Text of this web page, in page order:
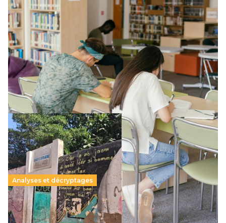
Supérieur privé : une dérive qui met à mal la
promesse républicaine
11 juillet 2026-
Le projet de loi sur la régulation de l’enseignement
supérieur privé met en lumière l’amplification d’un système
qui relègue l’acte pédagogique au superfétatoire, voire à…
Lire la suite →
Analyses et décryptages
258 millions d’enfants victimes de la guerre, des
chocs climatiques et des déplacements de